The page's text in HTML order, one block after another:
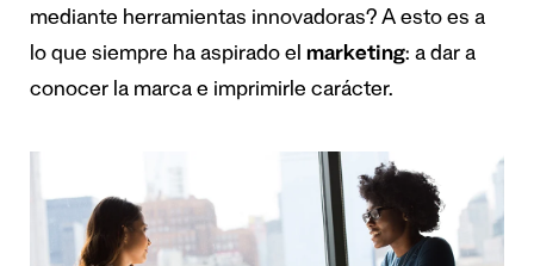
mediante herramientas innovadoras? A esto es a
lo que siempre ha aspirado el marketing: a dar a
conocer la marca e imprimirle carácter.